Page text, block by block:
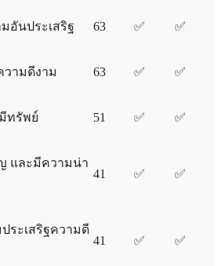
อันประเสริฐ 63 ✅ ✅
ามดีงาม 63 ✅ ✅
ทรัพย์ 51 ✅ ✅
และมีความน่า
41 ✅ ✅
ระเสริฐความดี
41 ✅ ✅